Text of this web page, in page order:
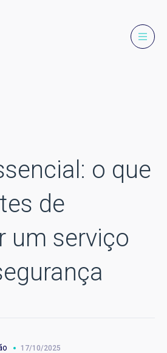
o que
de
um serviço
17/10/2025